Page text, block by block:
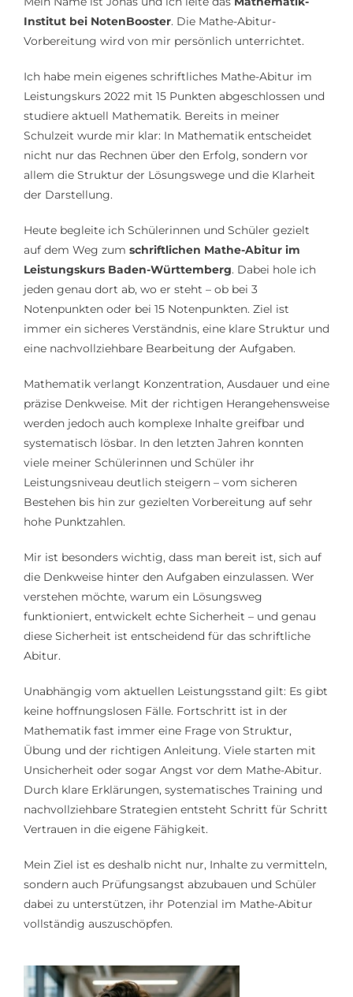
Institut bei NotenBooster. Die Mathe-Abitur-
Vorbereitung wird von mir persönlich unterrichtet.
Ich habe mein eigenes schriftliches Mathe-Abitur im
Leistungskurs 2022 mit 15 Punkten abgeschlossen und
studiere aktuell Mathematik. Bereits in meiner
Schulzeit wurde mir klar: In Mathematik entscheidet
nicht nur das Rechnen über den Erfolg, sondern vor
allem die Struktur der Lösungswege und die Klarheit
der Darstellung.
Heute begleite ich Schülerinnen und Schüler gezielt
auf dem Weg zum schriftlichen Mathe-Abitur im
Leistungskurs Baden-Württemberg. Dabei hole ich
jeden genau dort ab, wo er steht – ob bei 3
Notenpunkten oder bei 15 Notenpunkten. Ziel ist
immer ein sicheres Verständnis, eine klare Struktur und
eine nachvollziehbare Bearbeitung der Aufgaben.
Mathematik verlangt Konzentration, Ausdauer und eine
präzise Denkweise. Mit der richtigen Herangehensweise
werden jedoch auch komplexe Inhalte greifbar und
systematisch lösbar. In den letzten Jahren konnten
viele meiner Schülerinnen und Schüler ihr
Leistungsniveau deutlich steigern – vom sicheren
Bestehen bis hin zur gezielten Vorbereitung auf sehr
hohe Punktzahlen.
Mir ist besonders wichtig, dass man bereit ist, sich auf
die Denkweise hinter den Aufgaben einzulassen. Wer
verstehen möchte, warum ein Lösungsweg
funktioniert, entwickelt echte Sicherheit – und genau
diese Sicherheit ist entscheidend für das schriftliche
Abitur.
Unabhängig vom aktuellen Leistungsstand gilt: Es gibt
keine hoffnungslosen Fälle. Fortschritt ist in der
Mathematik fast immer eine Frage von Struktur,
Übung und der richtigen Anleitung. Viele starten mit
Unsicherheit oder sogar Angst vor dem Mathe-Abitur.
Durch klare Erklärungen, systematisches Training und
nachvollziehbare Strategien entsteht Schritt für Schritt
Vertrauen in die eigene Fähigkeit.
Mein Ziel ist es deshalb nicht nur, Inhalte zu vermitteln,
sondern auch Prüfungsangst abzubauen und Schüler
dabei zu unterstützen, ihr Potenzial im Mathe-Abitur
vollständig auszuschöpfen.